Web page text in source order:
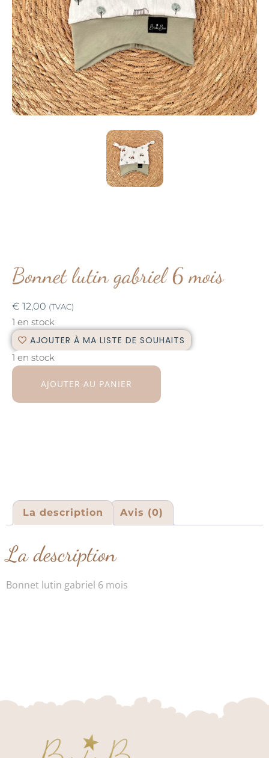
Bonnet lutin gabriel 6 mois
€ 12,00 (TVAC)
1 en stock
AJOUTER À MA LISTE DE SOUHAITS
1 en stock
AJOUTER AU PANIER
La description Avis (0)
La description
Bonnet lutin gabriel 6 mois